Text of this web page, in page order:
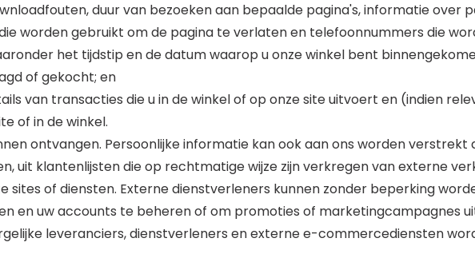
duur van bezoeken aan bepaalde pagina's, informatie over
worden gebruikt om de pagina te verlaten en telefoonnummers die
het tijdstip en de datum waarop u onze winkel bent
of gekocht; en
van transacties die u in de winkel of op onze site uitvoert en (indien
of in de winkel.
ontvangen. Persoonlijke informatie kan ook aan ons worden
uit klantenlijsten die op rechtmatige wijze zijn verkregen van externe
sites of diensten. Externe dienstverleners kunnen zonder beperking
en uw accounts te beheren of om promoties of marketingcampagnes
leveranciers, dienstverleners en externe e-commercediensten